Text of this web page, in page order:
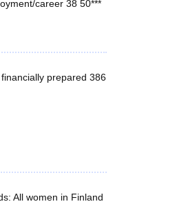
career 38 50***
prepared 386
All women in Finland